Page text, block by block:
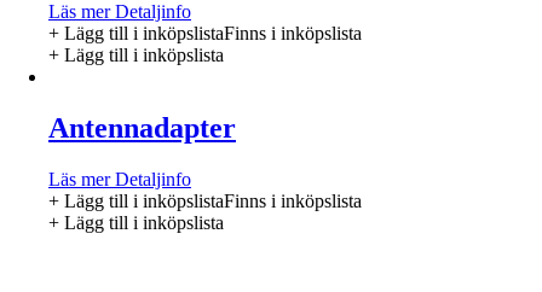
Läs merDetaljinfo
+ Lägg till i inköpslistaFinns i inköpslista
+ Lägg till i inköpslista
Antennadapter
Läs merDetaljinfo
+ Lägg till i inköpslistaFinns i inköpslista
+ Lägg till i inköpslista